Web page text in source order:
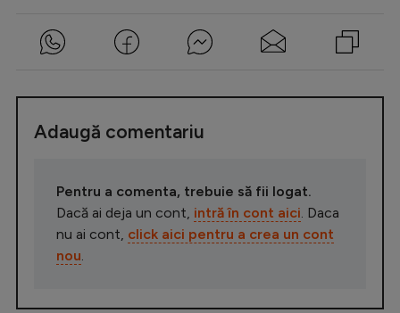
Adaugă comentariu
Pentru a comenta, trebuie să fii logat.
Dacă ai deja un cont, intră în cont aici . Daca
nu ai cont, click aici pentru a crea un cont
nou